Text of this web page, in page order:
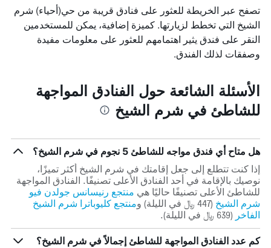
تصفح عبر الخريطة للعثور على فنادق قريبة من حي(أحياء) شرم
الشيخ التي تخطط لزيارتها. كميزة إضافية، يمكن للمستخدمين
النقر على فندق يثير اهتمامهم للعثور على معلومات مفيدة
وصفقات لذلك الفندق.
الأسئلة الشائعة حول الفنادق المواجهة
للشاطئ في شرم الشيخ
هل متاح أي فندق مواجه للشاطئ 5 نجوم في شرم الشيخ؟
إذا كنت تتطلع إلى جعل إقامتك في شرم الشيخ أكثر تميزًا،
نوصيك بالإقامة في أحد الفنادق الأعلى تصنيفًا. الفنادق المواجهة
للشاطئ الأعلى تصنيفًا حاليًا هي منتجع رنيسانس جولدن فيو
شرم الشيخ (447 ﷼ في الليلة) و
منتجع كليوباترا شرم الشيخ
الفاخر (639 ﷼ في الليلة).
كم عدد الفنادق المواجهة للشاطئ إجمالاً في شرم الشيخ؟